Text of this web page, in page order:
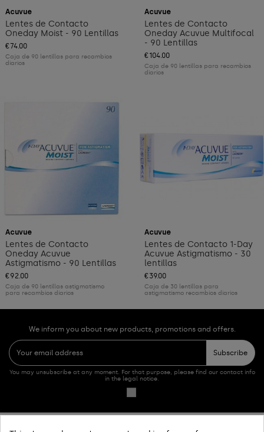
Acuvue
Lentes de Contacto
Oneday Moist - 90 Lentillas
€74.00
Caja de 90 lentillas para recambios
diarios
Acuvue
Lentes de Contacto
Oneday Acuvue Multifocal
- 90 Lentillas
€104.00
Caja de 90 lentillas para recambios
diarios
Acuvue
Lentes de Contacto
Oneday Acuvue
Astigmatismo - 90 Lentillas
€92.00
Caja de 90 lentillas astigmatismo
para recambios diarios
Acuvue
Lentes de Contacto 1-Day
Acuvue Astigmatismo - 30
lentillas
€39.00
Caja de 30 lentillas para
astigmatismo recambios diarios
We inform you about new products, promotions and offers.
Subscribe
You may unsubscribe at any moment. For that purpose, please find our contact info
in the legal notice.